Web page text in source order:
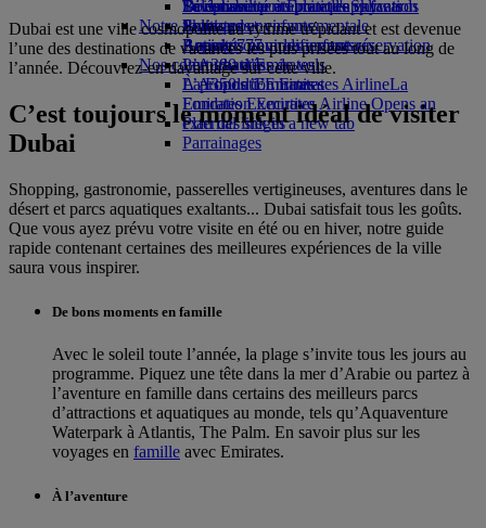
Boissons
Notre flotte
Boeing 777
L’A380 d’Emirates
L’A350 d’Emirates
Emirates Executive
Plan des sièges
Divertissements pour les enfants
Jouets pour enfants
Activités pour les enfants
La durabilité en pratique
Politique environnementale
Rapports environnementaux
Nos communautés
La Fondation Emirates AirlineLa
Fondation Emirates Airline Opens an
external link in a new tab
Parrainages
Se connecter à Emirates Skywards
Skywards+
Téléphone portable et l'application
Emirates
Annuler ou modifier une réservation
Perturbations de vols
À propos d’Emirates
Dubai est une ville cosmopolite au rythme trépidant et est devenue
l’une des destinations de vacances les plus prisées tout au long de
l’année. Découvrez-en davantage sur cette ville.
C’est toujours le moment idéal de visiter
Dubai
Shopping, gastronomie, passerelles vertigineuses, aventures dans le
désert et parcs aquatiques exaltants... Dubai satisfait tous les goûts.
Que vous ayez prévu votre visite en été ou en hiver, notre guide
rapide contenant certaines des meilleures expériences de la ville
saura vous inspirer.
De bons moments en famille
Avec le soleil toute l’année, la plage s’invite tous les jours au
programme. Piquez une tête dans la mer d’Arabie ou partez à
l’aventure en famille dans certains des meilleurs parcs
d’attractions et aquatiques au monde, tels qu’Aquaventure
Waterpark à Atlantis, The Palm. En savoir plus sur les
voyages en famille avec Emirates.
À l’aventure